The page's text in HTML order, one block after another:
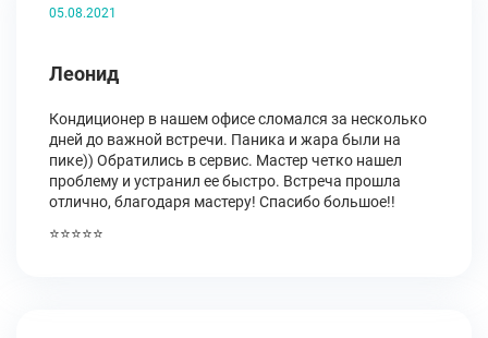
05.08.2021
Леонид
Кондиционер в нашем офисе сломался за несколько
дней до важной встречи. Паника и жара были на
пике)) Обратились в сервис. Мастер четко нашел
проблему и устранил ее быстро. Встреча прошла
отлично, благодаря мастеру! Спасибо большое!!
⭐⭐⭐⭐⭐